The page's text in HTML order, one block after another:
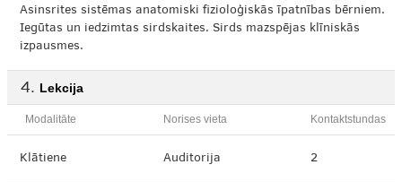
Asinsrites sistēmas anatomiski fizioloģiskās īpatnības bērniem.
Iegūtas un iedzimtas sirdskaites. Sirds mazspējas klīniskās
izpausmes.
Lekcija
Modalitāte Norises vieta Kontaktstundas
Klātiene Auditorija 2